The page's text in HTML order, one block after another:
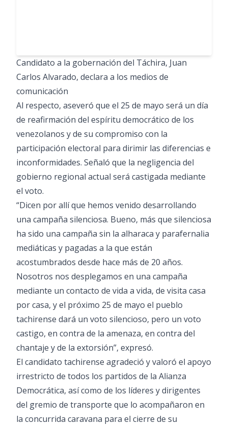
Candidato a la gobernación del Táchira, Juan
Carlos Alvarado, declara a los medios de
comunicación
Al respecto, aseveró que el 25 de mayo será un día
de reafirmación del espíritu democrático de los
venezolanos y de su compromiso con la
participación electoral para dirimir las diferencias e
inconformidades. Señaló que la negligencia del
gobierno regional actual será castigada mediante
el voto.
“Dicen por allí que hemos venido desarrollando
una campaña silenciosa. Bueno, más que silenciosa
ha sido una campaña sin la alharaca y parafernalia
mediáticas y pagadas a la que están
acostumbrados desde hace más de 20 años.
Nosotros nos desplegamos en una campaña
mediante un contacto de vida a vida, de visita casa
por casa, y el próximo 25 de mayo el pueblo
tachirense dará un voto silencioso, pero un voto
castigo, en contra de la amenaza, en contra del
chantaje y de la extorsión”, expresó.
El candidato tachirense agradeció y valoró el apoyo
irrestricto de todos los partidos de la Alianza
Democrática, así como de los líderes y dirigentes
del gremio de transporte que lo acompañaron en
la concurrida caravana para el cierre de su